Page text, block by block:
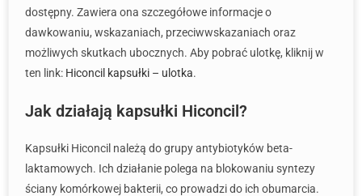
dostępny. Zawiera ona szczegółowe informacje o
dawkowaniu, wskazaniach, przeciwwskazaniach oraz
możliwych skutkach ubocznych. Aby pobrać ulotkę, kliknij w
ten link: Hiconcil kapsułki – ulotka.
Jak działają kapsułki Hiconcil?
Kapsułki Hiconcil należą do grupy antybiotyków beta-
laktamowych. Ich działanie polega na blokowaniu syntezy
ściany komórkowej bakterii, co prowadzi do ich obumarcia.